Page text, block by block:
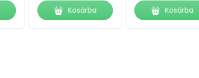
Kosárba
Kosárba